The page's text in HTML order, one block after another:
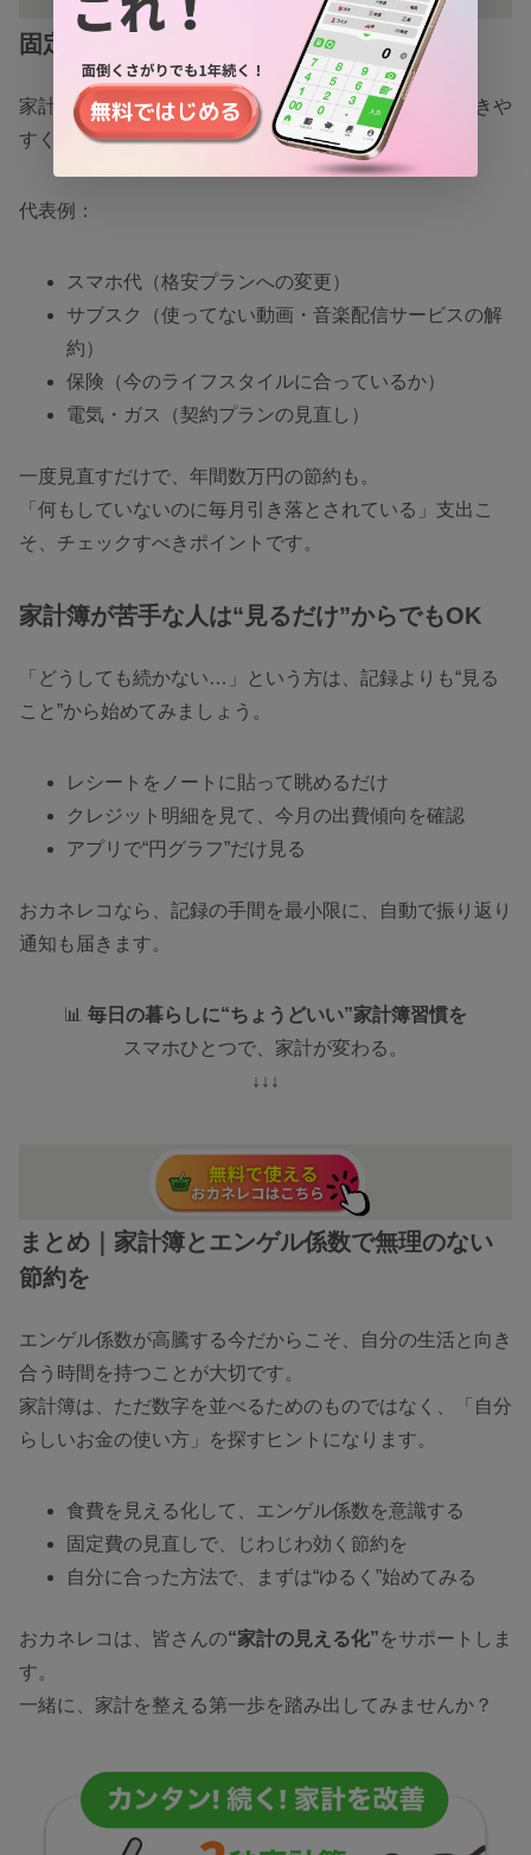
固定費を見直して長期的に節約
家計簿を続けると、毎月固定で出ていくお金にも気づきや
すくなります。
代表例：
スマホ代（格安プランへの変更）
サブスク（使ってない動画・音楽配信サービスの解
約）
保険（今のライフスタイルに合っているか）
電気・ガス（契約プランの見直し）
一度見直すだけで、年間数万円の節約も。
「何もしていないのに毎月引き落とされている」支出こ
そ、チェックすべきポイントです。
家計簿が苦手な人は“見るだけ”からでもOK
「どうしても続かない…」という方は、記録よりも“見る
こと”から始めてみましょう。
レシートをノートに貼って眺めるだけ
クレジット明細を見て、今月の出費傾向を確認
アプリで“円グラフ”だけ見る
おカネレコなら、記録の手間を最小限に、自動で振り返り
通知も届きます。
📊 毎日の暮らしに“ちょうどいい”家計簿習慣を
スマホひとつで、家計が変わる。
↓↓↓
まとめ｜家計簿とエンゲル係数で無理のない
節約を
エンゲル係数が高騰する今だからこそ、自分の生活と向き
合う時間を持つことが大切です。
家計簿は、ただ数字を並べるためのものではなく、「自分
らしいお金の使い方」を探すヒントになります。
食費を見える化して、エンゲル係数を意識する
固定費の見直しで、じわじわ効く節約を
自分に合った方法で、まずは“ゆるく”始めてみる
おカネレコは、皆さんの“家計の見える化”をサポートしま
す。
一緒に、家計を整える第一歩を踏み出してみませんか？